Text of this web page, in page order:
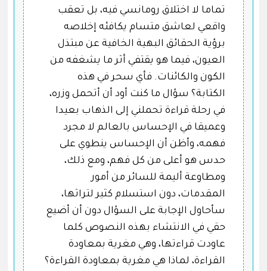
تماما لا اختلاق رومانسي فيه، بل تعقب
واقعي لعاشق متسام يكافئه إخلاصه
برؤية الحقائق البهية الخافية عن مبتذل
العيون، فيما هو يقتفي أثر ما يشغفه من
الكون والكائنات. فأي سحر في هذه
الكتابة؟ سؤال ما كنت أود أن أتحمل وزره،
في رحلة قراءة تحملني إلى الذهاب بعيدا
وعميقا في الإحساس بالعالم لا مجرد
فهمه، وأظن أن الإحساس ينطوي على
حدس هو أعلى من كل فهم، ومع ذلك،
ومطاوعة أليمة للسائر من أمور
المقدمات، دون استسلام كثير لتراثها،
سأحاول الإجابة على السؤال دون أن أضيع
حقي في الانتشاء بهذه النصوص كلما
عاودت قراءتها، وهي مغرية بمعاودة
القراءة، لماذا هي مغرية بمعاودة القراءة؟